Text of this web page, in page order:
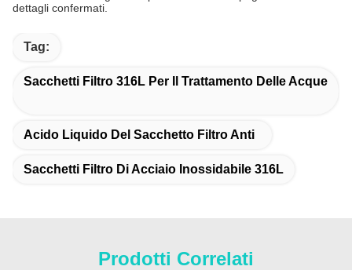
dettagli confermati.
Tag:
Sacchetti Filtro 316L Per Il Trattamento Delle Acque
Acido Liquido Del Sacchetto Filtro Anti
Sacchetti Filtro Di Acciaio Inossidabile 316L
Prodotti Correlati